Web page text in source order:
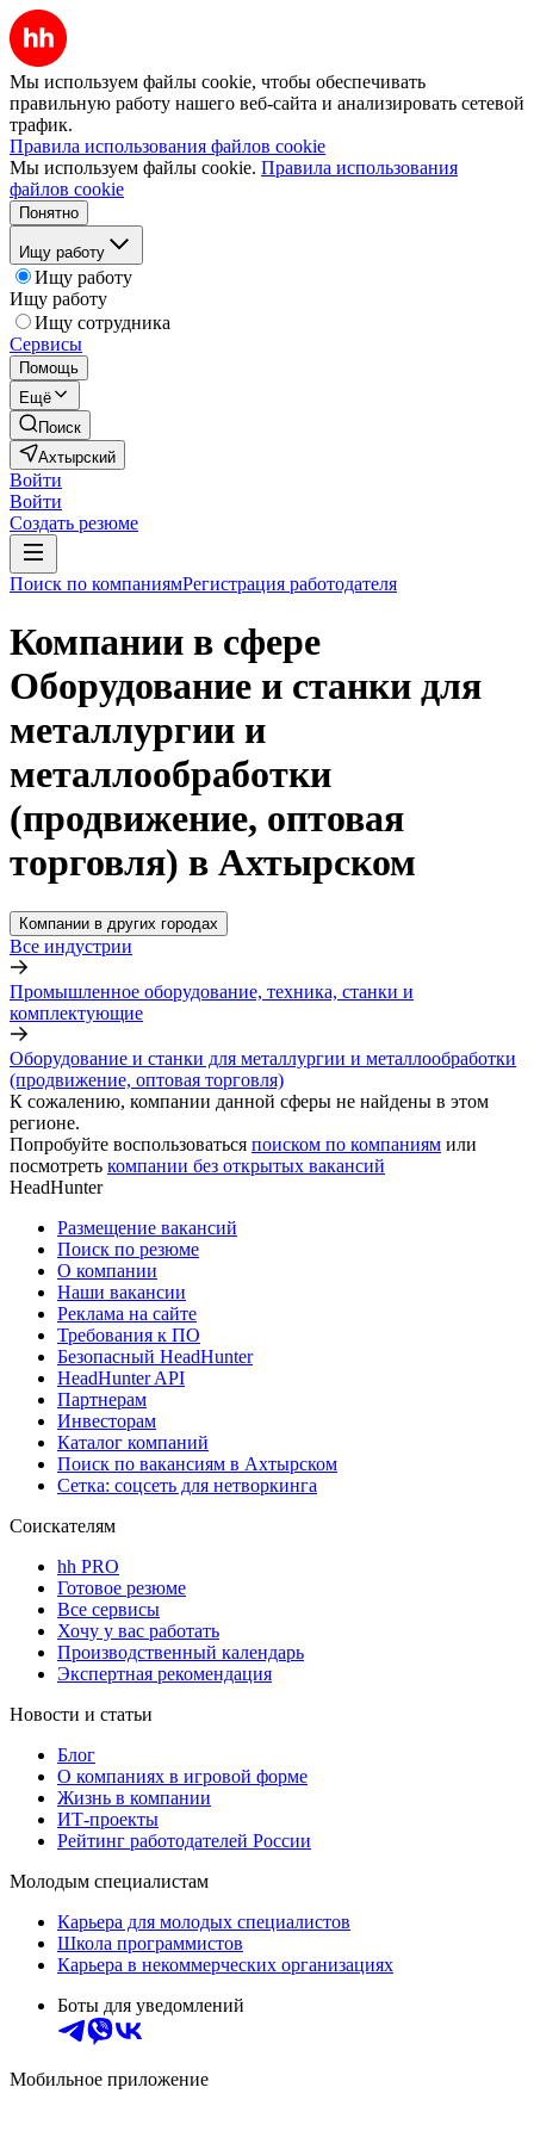
Мы используем файлы cookie, чтобы обеспечивать
правильную работу нашего веб-сайта и анализировать сетевой
трафик.
Правила использования файлов cookie
Мы используем файлы cookie. Правила использования
файлов cookie
Понятно
Ищу работу
Ищу работу
Ищу работу
Ищу сотрудника
Сервисы
Помощь
Ещё
Поиск
Ахтырский
Войти
Войти
Создать резюме
Поиск по компаниямРегистрация работодателя
Компании в сфере
Оборудование и станки для
металлургии и
металлообработки
(продвижение, оптовая
торговля) в Ахтырском
Компании в других городах
Все индустрии
Промышленное оборудование, техника, станки и
комплектующие
Оборудование и станки для металлургии и металлообработки
(продвижение, оптовая торговля)
К сожалению, компании данной сферы не найдены в этом
регионе.
Попробуйте воспользоваться поиском по компаниям или
посмотреть компании без открытых вакансий
HeadHunter
Размещение вакансий
Поиск по резюме
О компании
Наши вакансии
Реклама на сайте
Требования к ПО
Безопасный HeadHunter
HeadHunter API
Партнерам
Инвесторам
Каталог компаний
Поиск по вакансиям в Ахтырском
Сетка: соцсеть для нетворкинга
Соискателям
hh PRO
Готовое резюме
Все сервисы
Хочу у вас работать
Производственный календарь
Экспертная рекомендация
Новости и статьи
Блог
О компаниях в игровой форме
Жизнь в компании
ИТ-проекты
Рейтинг работодателей России
Молодым специалистам
Карьера для молодых специалистов
Школа программистов
Карьера в некоммерческих организациях
Боты для уведомлений
Мобильное приложение